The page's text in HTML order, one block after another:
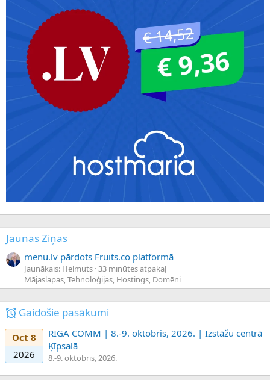
Jaunas Ziņas
menu.lv pārdots Fruits.co platformā
Jaunākais: Helmuts 33 minūtes atpakaļ
Mājaslapas, Tehnoloģijas, Hostings, Domēni
Gaidošie pasākumi
Oct 8
2026
RIGA COMM | 8.-9. oktobris, 2026. | Izstāžu centrā
Ķīpsalā
8.-9. oktobris, 2026.